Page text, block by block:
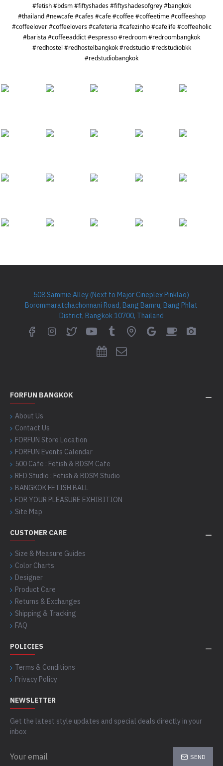
#fetish #bdsm #fiftyshades #fiftyshadesofgrey #bangkok
#thailand#newcafe #cafes #cafe #coffee #coffeetime #coffeeshop
#coffeelover #coffeelovers #cafeteria #cafezinho #cafelife #coffeeholic
#barista #coffeeaddict #espresso #redroom #redroombangkok
#redhostel #redhostelbangkok #redstudio #redstudiobkk
#redstudiobangkok
508 Sammie Alley (Next to Major Cineplex Pinklao)
Borommaratchachonnani Road, Bang Bamru, Bang Phlat
District, Bangkok 10700, Thailand
FORFUN BANGKOK
About Us
Contact Us
FORFUN Store Location
FORFUN Events Calendar
500 Cafe : Fetish & BDSM Cafe
RED Studio : Fetish & BDSM Studio
BANGKOK FETISH BALL
FOR YOUR PLEASURE EXHIBITION
Site Map
CUSTOMER CARE
Size & Measure Guides
Color Charts
Designer
Product Care
Returns & Exchanges
Shipping & Tracking
FAQ
POLICIES
Terms & Conditions
Privacy Policy
NEWSLETTER
Get the latest style updates and special deals directly in your
inbox
SEND